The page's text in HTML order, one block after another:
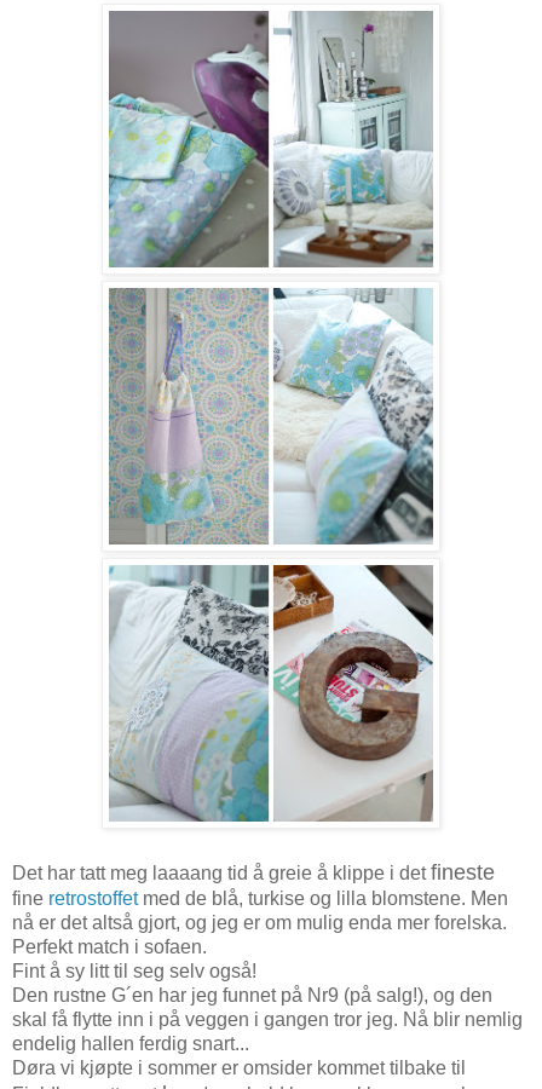
Det har tatt meg laaaang tid å greie å klippe i detfineste
fine retrostoffetmed de blå, turkise og lilla blomstene. Men
nå er det altså gjort, og jeg er om mulig enda mer forelska.
Perfekt match i sofaen.
Fint å sy litt til seg selv også!
Den rustne G´en har jeg funnet på Nr9 (på salg!), og den
skal få flytte inn i på veggen i gangen tror jeg. Nå blir nemlig
endelig hallen ferdig snart...
Døra vi kjøpte i sommer er omsider kommet tilbake til